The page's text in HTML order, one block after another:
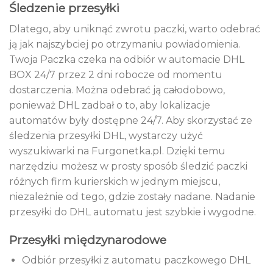
Śledzenie przesyłki
Dlatego, aby uniknąć zwrotu paczki, warto odebrać
ją jak najszybciej po otrzymaniu powiadomienia.
Twoja Paczka czeka na odbiór w automacie DHL
BOX 24/7 przez 2 dni robocze od momentu
dostarczenia. Można odebrać ją całodobowo,
ponieważ DHL zadbał o to, aby lokalizacje
automatów były dostępne 24/7. Aby skorzystać ze
śledzenia przesyłki DHL, wystarczy użyć
wyszukiwarki na Furgonetka.pl. Dzięki temu
narzędziu możesz w prosty sposób śledzić paczki
różnych firm kurierskich w jednym miejscu,
niezależnie od tego, gdzie zostały nadane. Nadanie
przesyłki do DHL automatu jest szybkie i wygodne.
Przesyłki międzynarodowe
Odbiór przesyłki z automatu paczkowego DHL